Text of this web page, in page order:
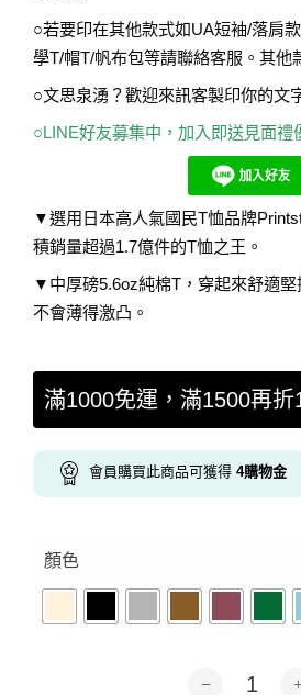
○若要印在其他款式如UA短袖/落肩
學T/帽T/帆布包等請聯絡客服。其他
○文思泉湧？歡迎來訊客製印你的文
○LINE好友募集中，加入即送見面禮
▼選用日本高人氣國民T恤品牌
積銷量超過1.7億件的T恤之王。
▼中厚磅5.6oz純棉T，穿起來舒適
不會薄得激凸。
滿1000免運，滿1500再折
會員購買此商品可獲得 4購物金
顏色
非洲灰鸚鵡-